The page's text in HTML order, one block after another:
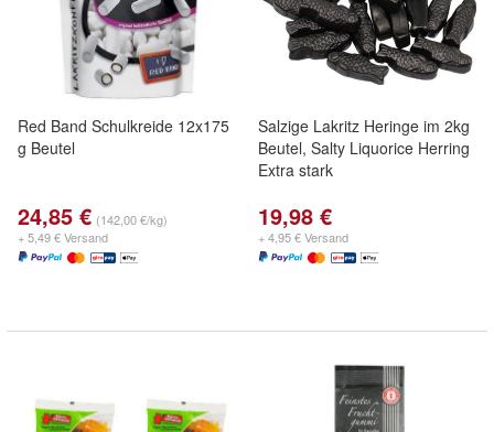
Red Band Schulkreide 12x175
g Beutel
24,85 € (142,00 €/kg)
+ 5,49 € Versand
Salzige Lakritz Heringe im 2kg
Beutel, Salty Liquorice Herring
Extra stark
19,98 €
+ 4,95 € Versand